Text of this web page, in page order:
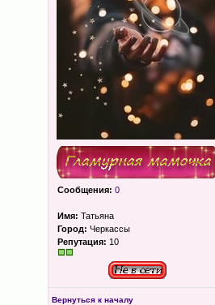
Сообщения: 0
Имя: Татьяна
Город: Черкассы
Репутация: 10
Вернуться к началу